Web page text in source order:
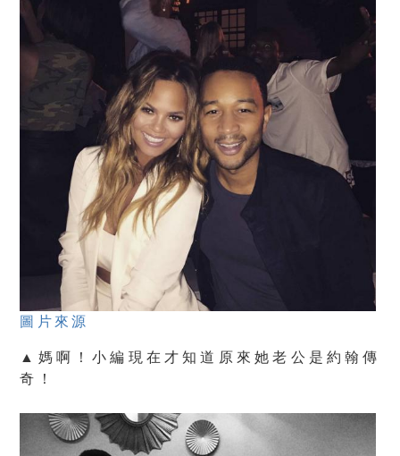
圖片來源
▲媽啊！小編現在才知道原來她老公是約翰傳
奇！